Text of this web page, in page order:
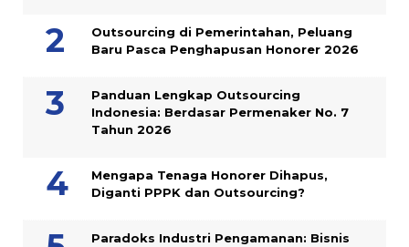
Outsourcing di Pemerintahan, Peluang
Baru Pasca Penghapusan Honorer 2026
Panduan Lengkap Outsourcing
Indonesia: Berdasar Permenaker No. 7
Tahun 2026
Mengapa Tenaga Honorer Dihapus,
Diganti PPPK dan Outsourcing?
Paradoks Industri Pengamanan: Bisnis